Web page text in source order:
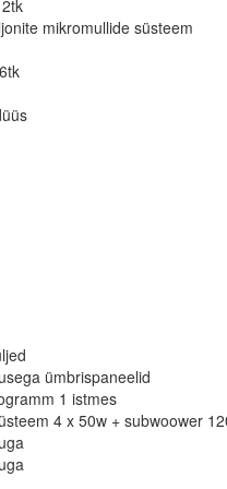
mikromullide süsteem
ümbrispaneelid
1 istmes
4 x 50w + subwoower